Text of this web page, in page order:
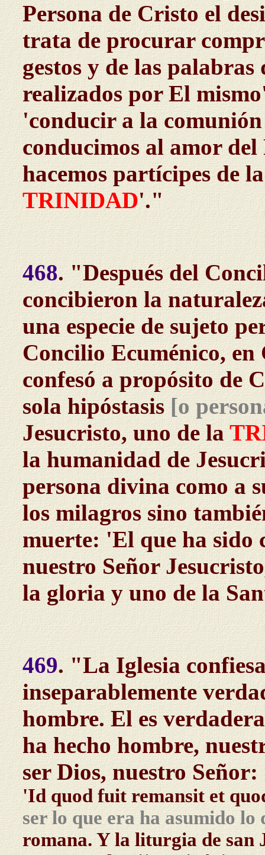
Persona de Cristo el
trata de procurar
gestos y de las
realizados por El
'conducir a la
conducimos al amor
hacemos partícipes de
TRINIDAD'."
468. "Después del
concibieron la
una especie de sujeto
Concilio Ecuménico,
confesó a propósito de
sola hipóstasis[o
Jesucristo, uno de la
la humanidad de
persona divina como a
los milagros sino
muerte: 'El que ha sido
nuestro Señor
la gloria y uno de la
469. "La Iglesia
inseparablemente
hombre. El es
ha hecho hombre,
ser Dios, nuestro Señor:
'Id quod fuit remansit et
ser lo que era ha asumido lo
romana. Y la liturgia de san